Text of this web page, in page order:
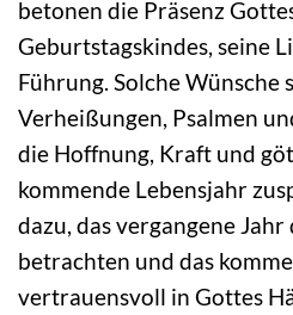
betonen die Präsenz
Geburtstagskindes, seine
Führung. Solche Wünsche
Verheißungen, Psalmen
die Hoffnung, Kraft und
kommende Lebensjahr
dazu, das vergangene
betrachten und das
vertrauensvoll in Gottes